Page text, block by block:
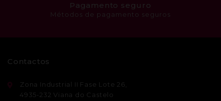
Pagamento seguro
Métodos de pagamento seguros
Contactos
Zona Industrial II Fase Lote 26,
4935-232 Viana do Castelo